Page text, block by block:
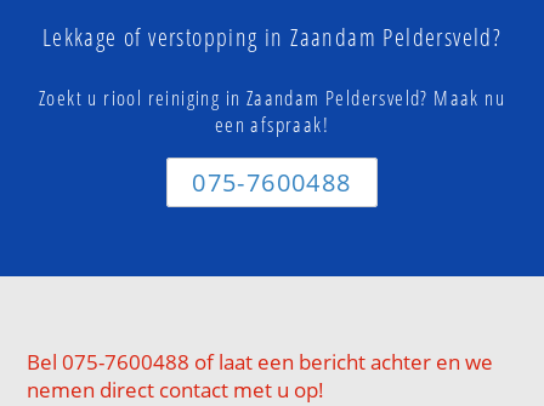
Lekkage of verstopping in Zaandam Peldersveld?
Zoekt u riool reiniging in Zaandam Peldersveld? Maak nu
een afspraak!
075-7600488
Bel 075-7600488 of laat een bericht achter en we
nemen direct contact met u op!